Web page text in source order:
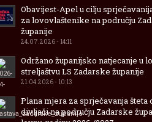
Obavijest-Apel u cilju
za lovovlaštenike na području
županije
24.07.2026 - 14:11
Održano županijsko natjecanje u
streljaštvu LS Zadarske županije
21.04.2026 - 10:13
Plana mjera za sprječavanja šteta
divljači na području Zadarske